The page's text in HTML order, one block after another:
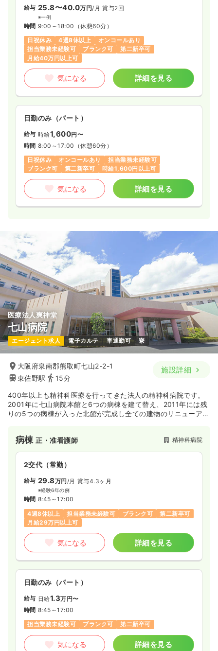
給与 25.8〜40.0万円/月 賞与2回
※一例
時間 9:00～18:00 （休憩60分）
日祝休み
4週8休以上
オンコールあり
担当業務未経験可
ブランク可
第二新卒可
月給40万円以上可
気になる 詳細を見る
日勤のみ（パート）
給与 時給1,600円〜
時間 8:00～17:00 （休憩60分）
日祝休み
オンコールあり
担当業務未経験可
ブランク可
第二新卒可 時給1,600円以上可
気になる 詳細を見る
医療法人爽神堂
七山病院
エージェント求人 電子カルテ 車通勤可 寮
大阪府泉南郡熊取町七山2-2-1
東佐野駅
15分
施設詳細
400年以上も精神科医療を行ってきた法人の精神科病院です。
2001年に七山病院本館と6つの病棟を建て替え、2011年には残
りの5つの病棟が入った北館が完成し全ての建物のリニューアル
病棟正・准看護師 精神科病院
2交代（常勤）
給与 29.8万円/月 賞与4.3ヶ月
※経験6年の例
時間 8:45～17:00
4週8休以上
担当業務未経験可 ブランク可
第二新卒可
月給29万円以上可
気になる 詳細を見る
日勤のみ（パート）
給与 日給1.3万円〜
時間 8:45～17:00
担当業務未経験可
ブランク可 第二新卒可
気になる 詳細を見る